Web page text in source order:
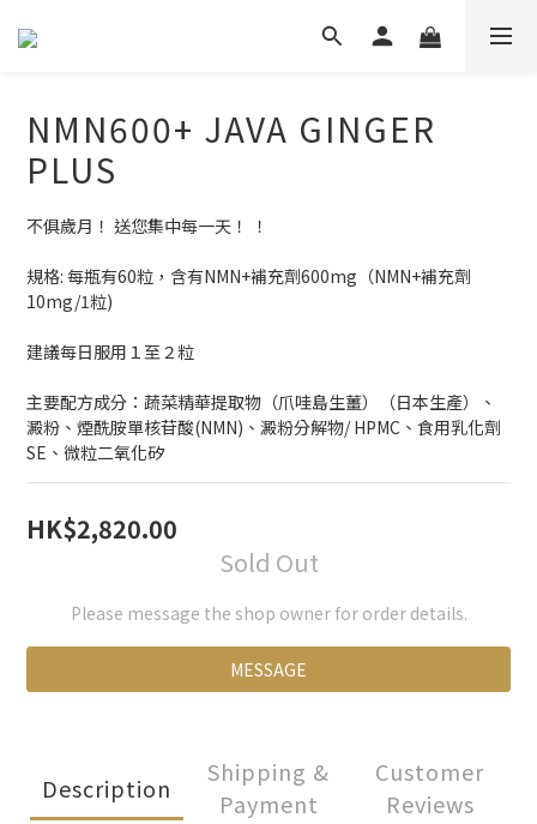
NMN600+ JAVA GINGER
PLUS
不俱歲月！ 送您集中每一天！ ！
規格: 每瓶有60粒，含有NMN+補充劑600mg（NMN+補充劑
10mg/1粒)
建議每日服用１至２粒
主要配方成分：蔬菜精華提取物（爪哇島生薑）（日本生產）、
澱粉、煙酰胺單核苷酸(NMN)、澱粉分解物/ HPMC、食用乳化劑
SE、微粒二氧化矽
HK$2,820.00
Sold Out
Please message the shop owner for order details.
MESSAGE
Description
Shipping &
Payment
Customer
Reviews